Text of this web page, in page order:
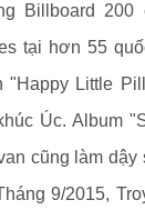
Billboard 200
tại hơn 55
"Happy Little
Úc. Album
cũng làm
9/2015,